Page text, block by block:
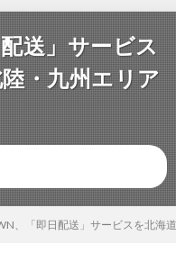
送」サービス
・九州エリア
、「即日配送」サービスを北海